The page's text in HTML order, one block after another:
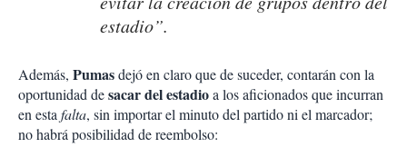
estadio”.
Además, Pumasdejó en claro que de suceder, contarán con la
oportunidad desacar del estadioa los aficionados que incurran
en estafalta, sin importar el minuto del partido ni el marcador;
no habrá posibilidad de reembolso: